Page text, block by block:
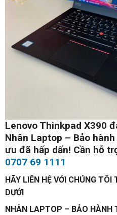
Lenovo Thinkpad X390
Nhân Laptop – Bảo
ưu đã hấp dấn! Cần hỗ
0707 69 1111
HÃY LIÊN HỆ VỚI CHÚNG TÔI
DƯỚI
NHÂN LAPTOP – BẢO HÀNH